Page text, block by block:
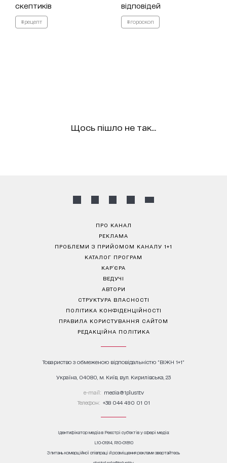
скептиків
#рецепт
відповідей
#гороскоп
Щось пішло не так...
ПРО КАНАЛ
РЕКЛАМА
ПРОБЛЕМИ З ПРИЙОМОМ КАНАЛУ 1+1
КАТАЛОГ ПРОГРАМ
КАР’ЄРА
ВЕДУЧІ
АВТОРИ
СТРУКТУРА ВЛАСНОСТІ
ПОЛІТИКА КОНФІДЕНЦІЙНОСТІ
ПРАВИЛА КОРИСТУВАННЯ САЙТОМ
РЕДАКЦІЙНА ПОЛІТИКА
Товариство з обмеженою відповідальністю "ВІЖН 1+1"
Україна, 04080, м. Київ, вул. Кирилівська, 23
е-mail: media@1plus1.tv
Телефон: +38 044 490 01 01
Ідентифікатор медіа в Реєстрі суб’єктів у сфері медіа:
L10-01914, R10-01810
З питань комерційної співпраці й розміщення реклами звертайтесь